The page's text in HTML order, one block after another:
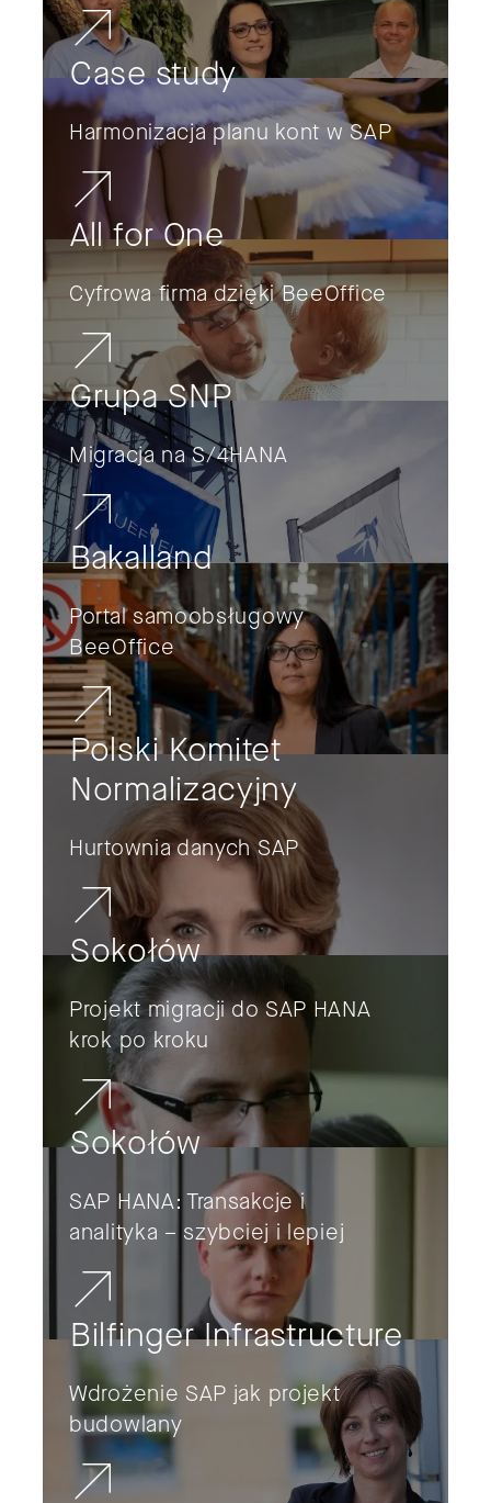
Case study
Harmonizacja planu kont w SAP
All for One
Cyfrowa firma dzięki BeeOffice
Grupa SNP
Migracja na S/4HANA
Bakalland
Portal samoobsługowy
BeeOffice
Polski Komitet
Normalizacyjny
Hurtownia danych SAP
Sokołów
Projekt migracji do SAP HANA
krok po kroku
Sokołów
SAP HANA: Transakcje i
analityka – szybciej i lepiej
Bilfinger Infrastructure
Wdrożenie SAP jak projekt
budowlany